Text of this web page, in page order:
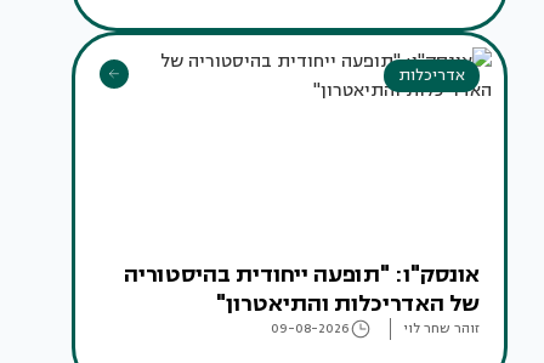
אדריכלות
אונסק"ו: "תופעה ייחודית בהיסטוריה
של האדריכלות והתיאטרון"
זוהר שחר לוי 09-08-2026